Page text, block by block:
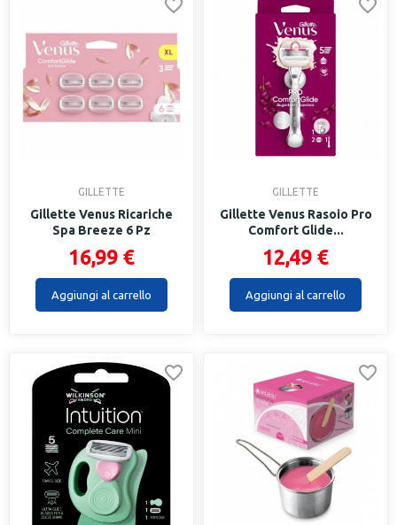
GILLETTE
Gillette Venus Ricariche
Spa Breeze 6 Pz
16,99 €
Aggiungi al carrello
GILLETTE
Gillette Venus Rasoio Pro
Comfort Glide...
12,49 €
Aggiungi al carrello